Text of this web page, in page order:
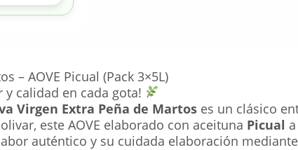
– AOVE Picual (Pack 3×5L)
y calidad en cada gota!
Virgen Extra Peña de Martos es un clásico
este AOVE elaborado con aceituna Picual
auténtico y su cuidada elaboración